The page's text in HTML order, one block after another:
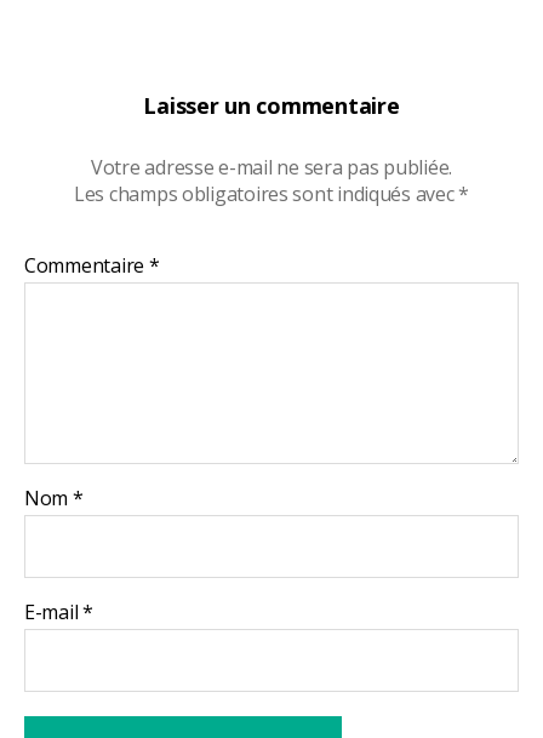
Laisser un commentaire
Votre adresse e-mail ne sera pas publiée.
Les champs obligatoires sont indiqués avec*
Commentaire *
Nom *
E-mail*